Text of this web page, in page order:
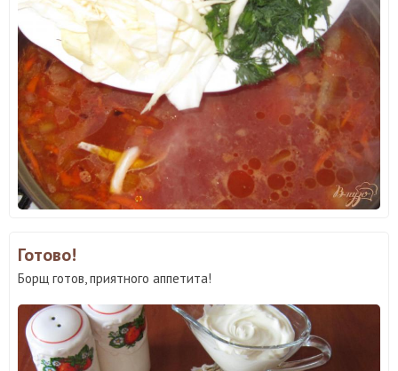
Готово!
Борщ готов, приятного аппетита!